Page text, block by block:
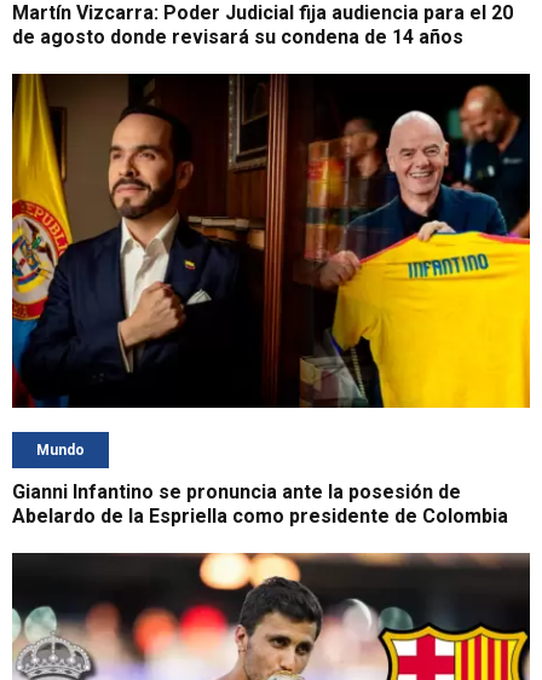
Martín Vizcarra: Poder Judicial fija audiencia para el 20
de agosto donde revisará su condena de 14 años
Mundo
Gianni Infantino se pronuncia ante la posesión de
Abelardo de la Espriella como presidente de Colombia